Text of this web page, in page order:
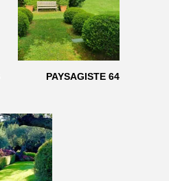
PAYSAGISTE 64